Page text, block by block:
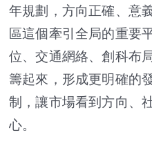
年規劃，方向正確、意
區這個牽引全局的重要
位、交通網絡、創科布
籌起來，形成更明確的
制，讓市場看到方向、
心。